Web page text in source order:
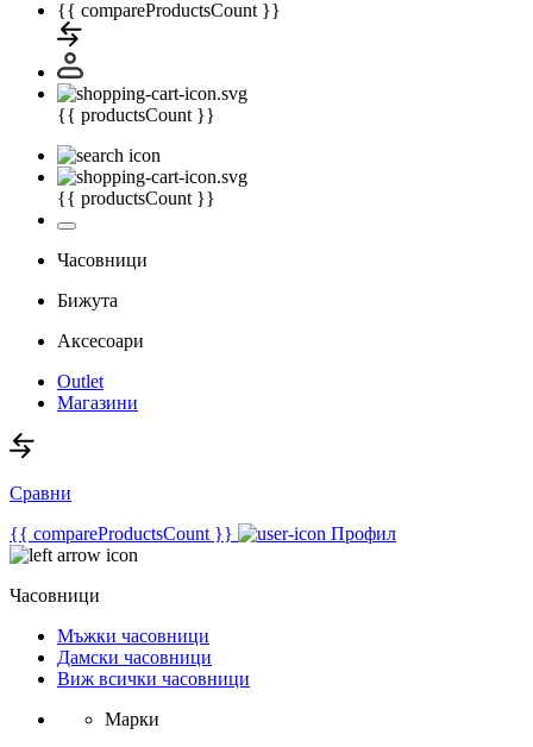
{{ compareProductsCount }}
{{ productsCount }}
{{ productsCount }}
Часовници
Бижута
Аксесоари
Outlet
Магазини
Сравни
{{ compareProductsCount }}
Профил
Часовници
Мъжки часовници
Дамски часовници
Виж всички часовници
Марки